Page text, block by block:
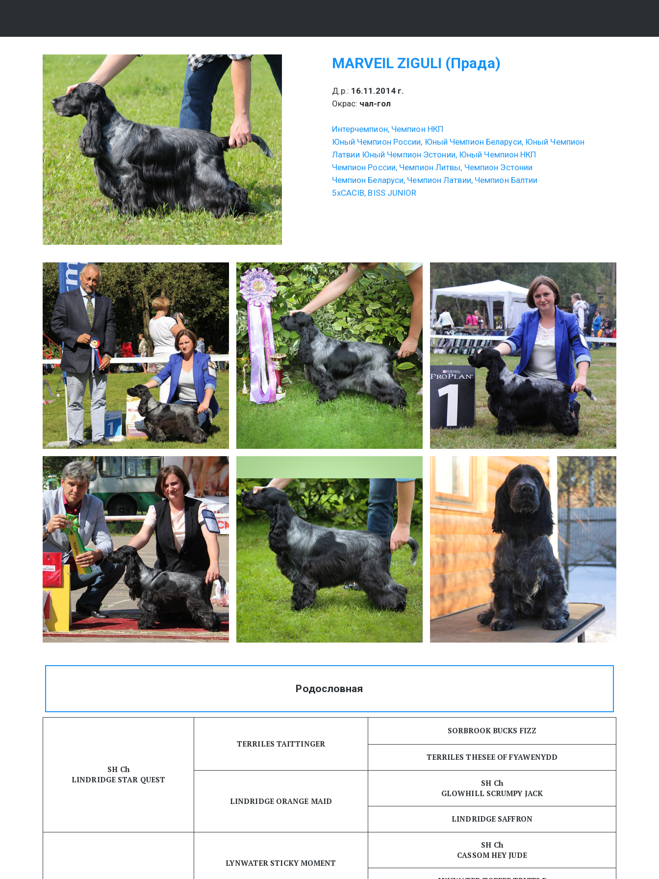
MARVEIL ZIGULI (Прада)
Д.р.: 16.11.2014 г.
Окрас: чал-гол
Интерчемпион, Чемпион НКП
Юный Чемпион России, Юный Чемпион Беларуси, Юный Чемпион
Латвии Юный Чемпион Эстонии, Юный Чемпион НКП
Чемпион России, Чемпион Литвы, Чемпион Эстонии
Чемпион Беларуси, Чемпион Латвии, Чемпион Балтии
5хCACIB, BISS JUNIOR
Родословная
SH Ch
LINDRIDGE STAR QUEST
TERRILES TAITTINGER
SORBROOK BUCKS FIZZ
TERRILES THESEE OF FYAWENYDD
LINDRIDGE ORANGE MAID
SH Ch
GLOWHILL SCRUMPY JACK
LINDRIDGE SAFFRON
LYNWATER STICKY MOMENT
SH Ch
CASSOM HEY JUDE